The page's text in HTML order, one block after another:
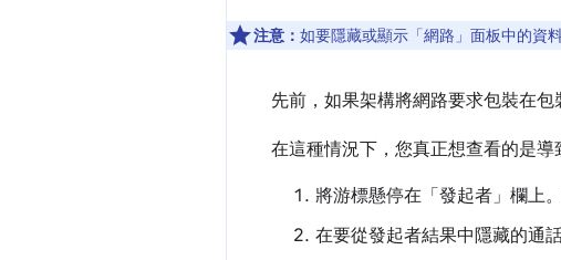
注意： 如要隱藏或顯示「網路」 面板中的資
先前，如果架構將網路要求包裝在包
在這種情況下，您真正想查看的是
將游標懸停在「發起者」 欄上
在要從發起者結果中隱藏的通